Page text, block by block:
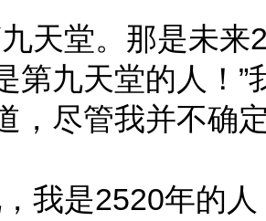
天堂。那是未来
第九天堂的人！
，尽管我并不确
我是2520年的人